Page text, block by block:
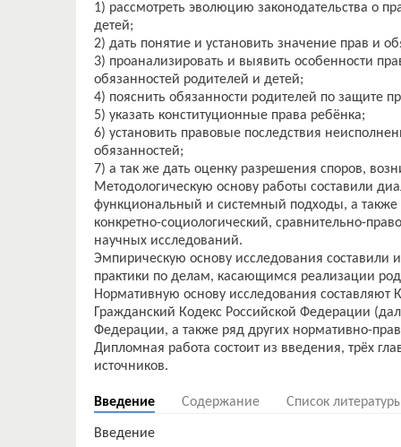
1) рассмотреть эволюцию законодательства о
детей;
2) дать понятие и установить значение прав и
3) проанализировать и выявить особенности
обязанностей родителей и детей;
4) пояснить обязанности родителей по защите
5) указать конституционные права ребёнка;
6) установить правовые последствия
обязанностей;
7) а так же дать оценку разрешения споров,
Методологическую основу работы составили
функциональный и системный подходы, а также
конкретно-социологический, сравнительно-
научных исследований.
Эмпирическую основу исследования составили
практики по делам, касающимся реализации
Нормативную основу исследования составляют
Гражданский Кодекс Российской Федерации
Федерации, а также ряд других нормативно-
Дипломная работа состоит из введения, трёх
Введение Содержание Список
Введение